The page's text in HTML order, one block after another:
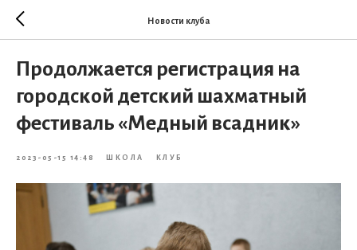
Новости клуба
Продолжается регистрация на
городской детский шахматный
фестиваль «Медный всадник»
2023-05-15 14:48 ШКОЛА КЛУБ